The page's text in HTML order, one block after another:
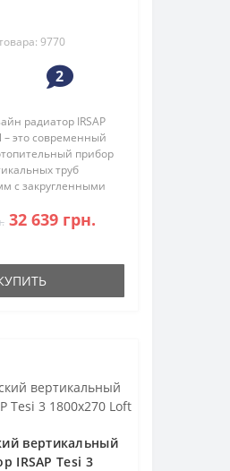
9770
2
радиатор IRSAP
– это современный
прибор
труб
с закругленными
лучшими
дизайнерами,
32 639 грн.
вертикальный
IRSAP Tesi 3